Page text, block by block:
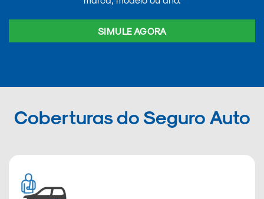
SIMULE AGORA
Coberturas do Seguro Auto